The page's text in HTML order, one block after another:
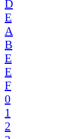
D
E
A
B
E
E
F
0
1
2